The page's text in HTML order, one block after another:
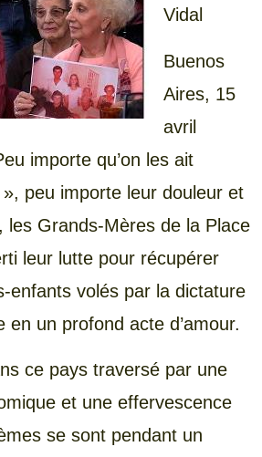
Vidal
Buenos
Aires, 15
avril
importe qu’on les ait
peu importe leur douleur et
les Grands-Mères de la Place
leur lutte pour récupérer
enfants volés par la dictature
en un profond acte d’amour.
ce pays traversé par une
et une effervescence
se sont pendant un